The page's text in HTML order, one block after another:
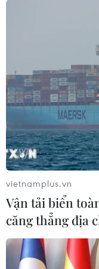
chỉ trong
11/06/2026 10:57
Trong ngày thi đầu
đình chỉ thi (môn
thí sinh). Trong đó
sinh sử dụng tài
vietnamplus.vn
Vận tải biển
căng thẳng địa